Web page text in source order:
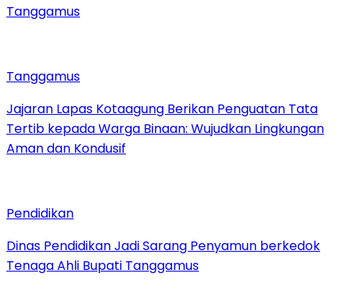
Tanggamus
Tanggamus
Jajaran Lapas Kotaagung Berikan Penguatan Tata
Tertib kepada Warga Binaan: Wujudkan Lingkungan
Aman dan Kondusif
Pendidikan
Dinas Pendidikan Jadi Sarang Penyamun berkedok
Tenaga Ahli Bupati Tanggamus